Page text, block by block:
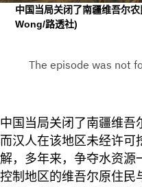
中国当局关闭了南疆维吾尔
Wong/路透社)
中国当局关闭了南疆维吾
而汉人在该地区未经许可
解，多年来，争夺水资源
控制地区的维吾尔原住民